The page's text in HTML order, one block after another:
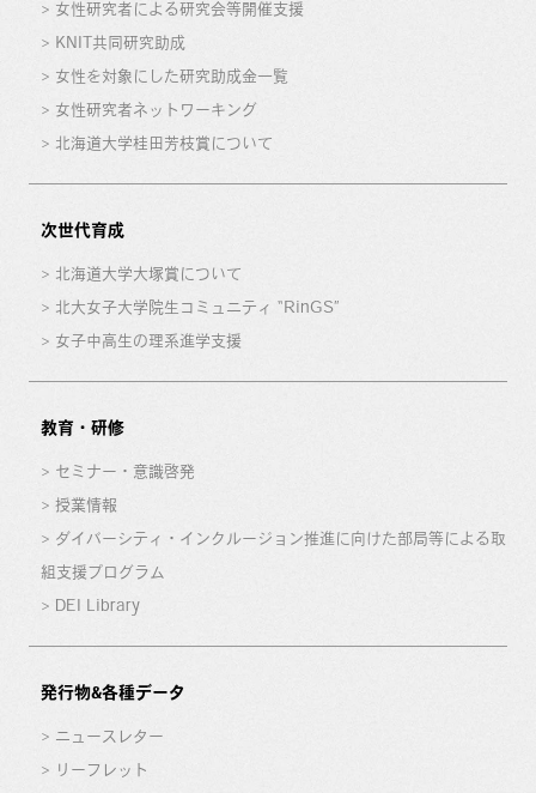
女性研究者による研究会等開催支援
KNIT共同研究助成
女性を対象にした研究助成金一覧
女性研究者ネットワーキング
北海道大学桂田芳枝賞について
次世代育成
北海道大学大塚賞について
北大女子大学院生コミュニティ “RinGS”
女子中高生の理系進学支援
教育・研修
セミナー・意識啓発
授業情報
ダイバーシティ・インクルージョン推進に向けた部局等による取
組支援プログラム
DEI Library
発行物&各種データ
ニュースレター
リーフレット